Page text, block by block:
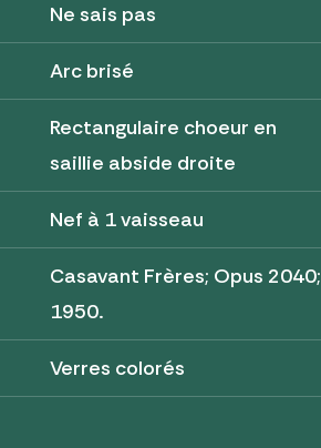
Ne sais pas
Arc brisé
Rectangulaire choeur en
saillie abside droite
Nef à 1 vaisseau
Casavant Frères; Opus 2040;
1950.
Verres colorés